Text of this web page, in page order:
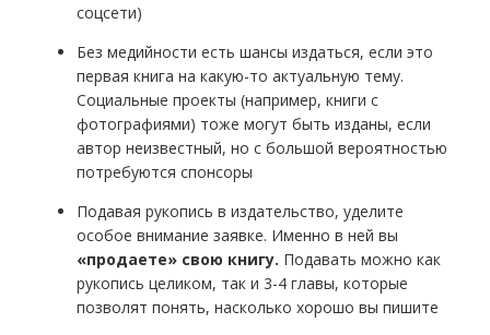
соцсети)
Без медийности есть шансы издаться, если это
первая книга на какую-то актуальную тему.
Социальные проекты (например, книги с
фотографиями) тоже могут быть изданы, если
автор неизвестный, но с большой вероятностью
потребуются спонсоры
Подавая рукопись в издательство, уделите
особое внимание заявке. Именно в ней вы
«продаете» свою книгу. Подавать можно как
рукопись целиком, так и 3-4 главы, которые
позволят понять, насколько хорошо вы пишите